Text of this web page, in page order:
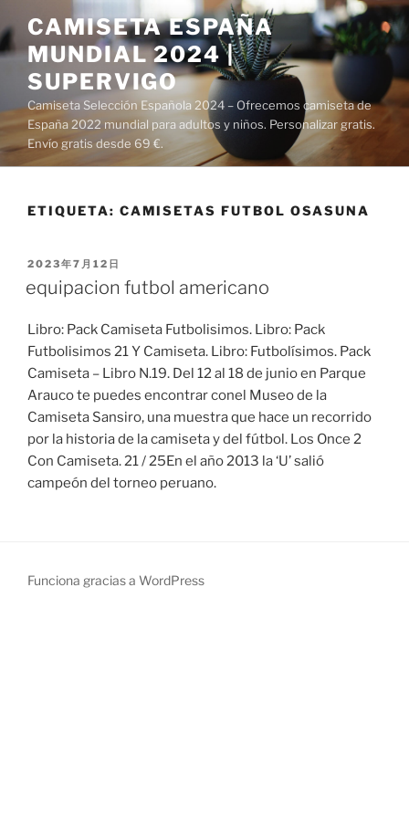
al
contenido
CAMISETA ESPAÑA
MUNDIAL 2024 |
SUPERVIGO
Camiseta Selección Española 2024 – Ofrecemos camiseta de
España 2022 mundial para adultos y niños. Personalizar gratis.
Envío gratis desde 69 €.
ETIQUETA: CAMISETAS FUTBOL OSASUNA
PUBLICADO
2023年7月12日
equipacion futbol americano
Libro: Pack Camiseta Futbolisimos. Libro: Pack
Futbolisimos 21 Y Camiseta. Libro: Futbolísimos. Pack
Camiseta – Libro N.19. Del 12 al 18 de junio en Parque
Arauco te puedes encontrar conel Museo de la
Camiseta Sansiro, una muestra que hace un recorrido
por la historia de la camiseta y del fútbol. Los Once 2
Con Camiseta. 21 / 25En el año 2013 la ‘U’ salió
campeón del torneo peruano.
Funciona gracias a WordPress